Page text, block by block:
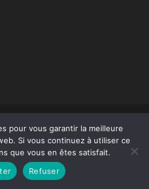
Theme by OceanWP
pour vous garantir la meilleure
Si vous continuez à utiliser ce
que vous en êtes satisfait.
Refuser